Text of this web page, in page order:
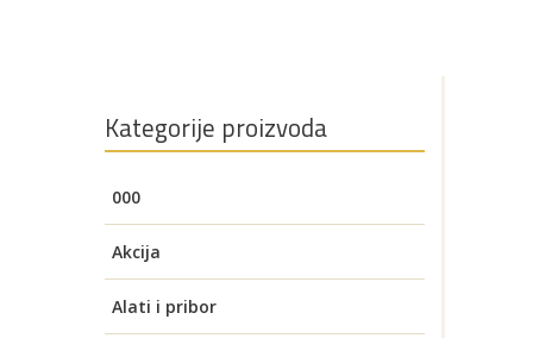
Kategorije proizvoda
000
Akcija
Alati i pribor